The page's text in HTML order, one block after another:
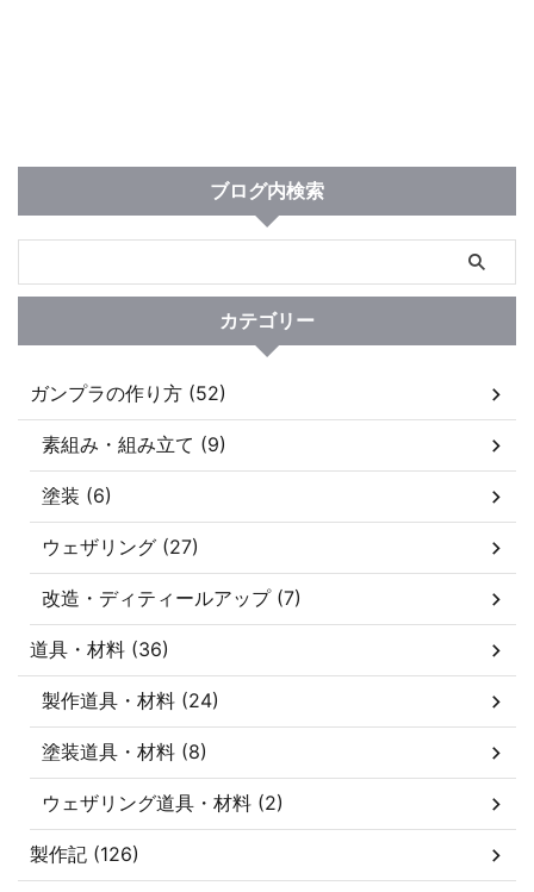
ブログ内検索
カテゴリー
ガンプラの作り方 (52)
素組み・組み立て (9)
塗装 (6)
ウェザリング (27)
改造・ディティールアップ (7)
道具・材料 (36)
製作道具・材料 (24)
塗装道具・材料 (8)
ウェザリング道具・材料 (2)
製作記 (126)